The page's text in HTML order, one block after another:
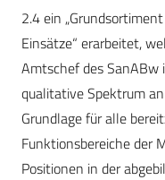
2.4 ein
Einsätze“ erarbeitet,
Amtschef des SanABw
qualitative Spektrum
Grundlage für alle
Funktionsbereiche der
Positionen in der